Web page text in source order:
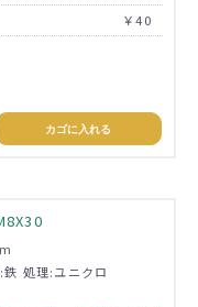
￥40
カゴに入れる
処理:ユニクロ